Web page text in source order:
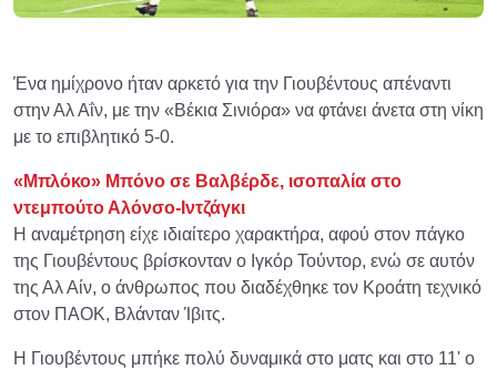
Ένα ημίχρονο ήταν αρκετό για την Γιουβέντους απέναντι
στην Αλ Αΐν, με την «Βέκια Σινιόρα» να φτάνει άνετα στη νίκη
με το επιβλητικό 5-0.
«Μπλόκο» Μπόνο σε Βαλβέρδε, ισοπαλία στο
ντεμπούτο Αλόνσο-Ιντζάγκι
Η αναμέτρηση είχε ιδιαίτερο χαρακτήρα, αφού στον πάγκο
της Γιουβέντους βρίσκονταν ο Ιγκόρ Τούντορ, ενώ σε αυτόν
της Αλ Αίν, ο άνθρωπος που διαδέχθηκε τον Κροάτη τεχνικό
στον ΠΑΟΚ, Βλάνταν Ίβιτς.
Η Γιουβέντους μπήκε πολύ δυναμικά στο ματς και στο 11' ο